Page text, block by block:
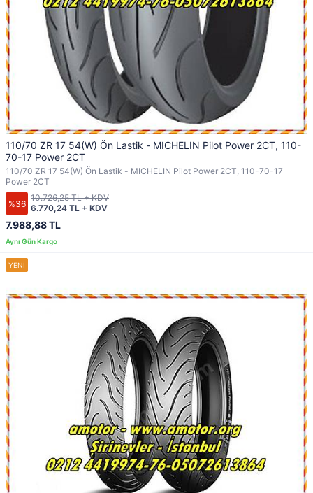
110/70 ZR 17 54(W) Ön Lastik - MICHELIN Pilot Power 2CT, 110-
70-17 Power 2CT
110/70 ZR 17 54(W) Ön Lastik - MICHELIN Pilot Power 2CT, 110-70-17
Power 2CT
%36
7.988,88 TL
6.770,24 TL + KDV
10.726,25 TL + KDV